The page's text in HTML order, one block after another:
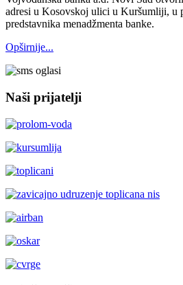
adresi u Kosovskoj ulici u Kuršumliji, u
predstavnika menadžmenta banke.
Opširnije...
Naši prijatelji